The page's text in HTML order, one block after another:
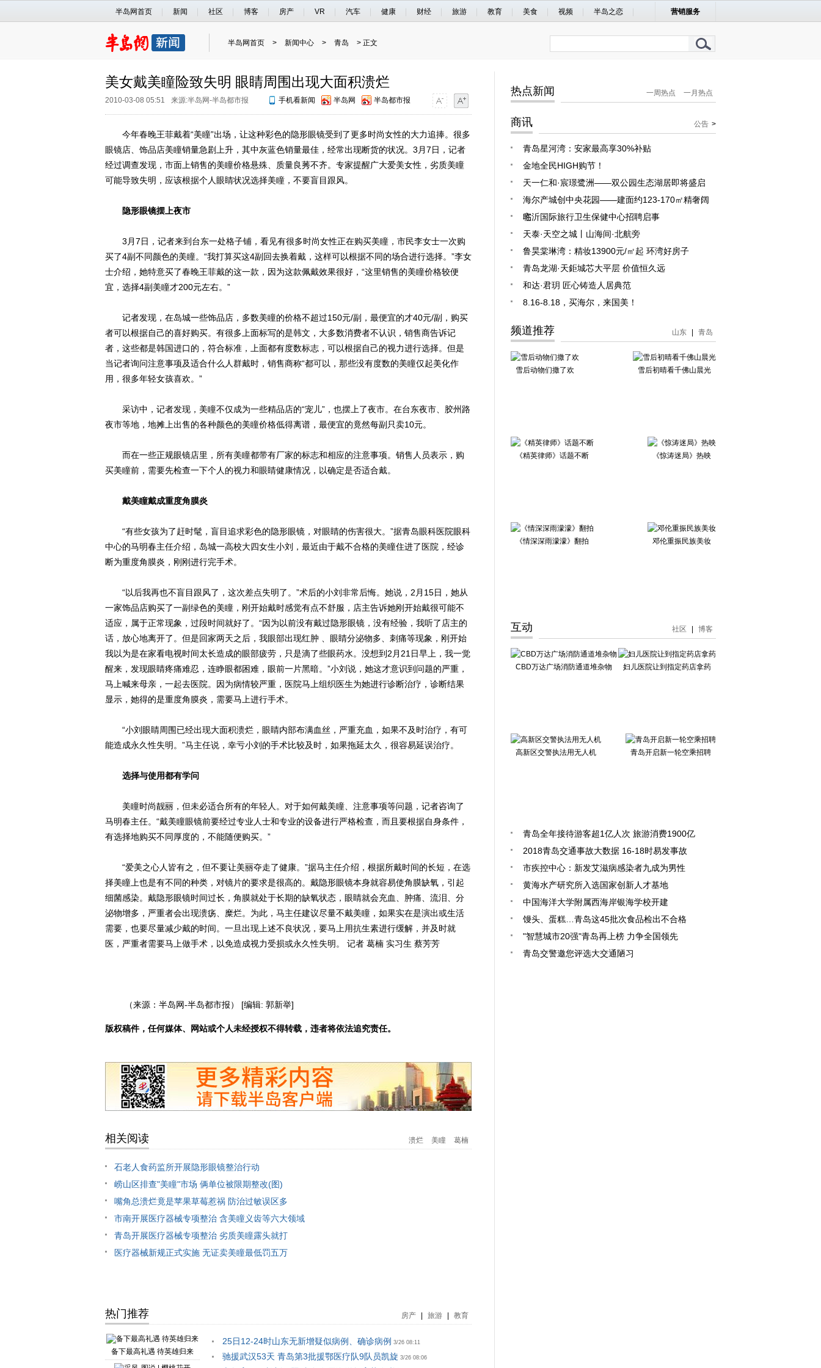
半岛网首页 新闻 社区 博客 房产 VR 汽车 健康 财经 旅游 教育 美食 视频 半岛之恋 营销服务
半岛网首页 > 新闻中心 > 青岛 > 正文
美女戴美瞳险致失明 眼睛周围出现大面积溃烂
2010-03-08 05:51 来源:半岛网-半岛都市报 手机看新闻 半岛网 半岛都市报
今年春晚王菲戴着“美瞳”出场，让这种彩色的隐形眼镜受到了更多时尚女性的大力追捧。很多
眼镜店、饰品店美瞳销量急剧上升，其中灰蓝色销量最佳，经常出现断货的状况。3月7日，记者
经过调查发现，市面上销售的美瞳价格悬殊、质量良莠不齐。专家提醒广大爱美女性，劣质美瞳
可能导致失明，应该根据个人眼睛状况选择美瞳，不要盲目跟风。
隐形眼镜摆上夜市
3月7日，记者来到台东一处格子铺，看见有很多时尚女性正在购买美瞳，市民李女士一次购
买了4副不同颜色的美瞳。“我打算买这4副回去换着戴，这样可以根据不同的场合进行选择。”李女
士介绍，她特意买了春晚王菲戴的这一款，因为这款佩戴效果很好，“这里销售的美瞳价格较便
宜，选择4副美瞳才200元左右。”
记者发现，在岛城一些饰品店，多数美瞳的价格不超过150元/副，最便宜的才40元/副，购买
者可以根据自己的喜好购买。有很多上面标写的是韩文，大多数消费者不认识，销售商告诉记
者，这些都是韩国进口的，符合标准，上面都有度数标志，可以根据自己的视力进行选择。但是
当记者询问注意事项及适合什么人群戴时，销售商称“都可以，那些没有度数的美瞳仅起美化作
用，很多年轻女孩喜欢。”
采访中，记者发现，美瞳不仅成为一些精品店的“宠儿”，也摆上了夜市。在台东夜市、胶州路
夜市等地，地摊上出售的各种颜色的美瞳价格低得离谱，最便宜的竟然每副只卖10元。
而在一些正规眼镜店里，所有美瞳都带有厂家的标志和相应的注意事项。销售人员表示，购
买美瞳前，需要先检查一下个人的视力和眼睛健康情况，以确定是否适合戴。
戴美瞳戴成重度角膜炎
“有些女孩为了赶时髦，盲目追求彩色的隐形眼镜，对眼睛的伤害很大。”据青岛眼科医院眼科
中心的马明春主任介绍，岛城一高校大四女生小刘，最近由于戴不合格的美瞳住进了医院，经诊
断为重度角膜炎，刚刚进行完手术。
“以后我再也不盲目跟风了，这次差点失明了。”术后的小刘非常后悔。她说，2月15日，她从
一家饰品店购买了一副绿色的美瞳，刚开始戴时感觉有点不舒服，店主告诉她刚开始戴很可能不
适应，属于正常现象，过段时间就好了。“因为以前没有戴过隐形眼镜，没有经验，我听了店主的
话，放心地离开了。但是回家两天之后，我眼部出现红肿 、眼睛分泌物多、刺痛等现象，刚开始
我以为是在家看电视时间太长造成的眼部疲劳，只是滴了些眼药水。没想到2月21日早上，我一觉
醒来，发现眼睛疼痛难忍，连睁眼都困难，眼前一片黑暗。”小刘说，她这才意识到问题的严重，
马上喊来母亲，一起去医院。因为病情较严重，医院马上组织医生为她进行诊断治疗，诊断结果
显示，她得的是重度角膜炎，需要马上进行手术。
“小刘眼睛周围已经出现大面积溃烂，眼睛内部布满血丝，严重充血，如果不及时治疗，有可
能造成永久性失明。”马主任说，幸亏小刘的手术比较及时，如果拖延太久，很容易延误治疗。
选择与使用都有学问
美瞳时尚靓丽，但未必适合所有的年轻人。对于如何戴美瞳、注意事项等问题，记者咨询了
马明春主任。“戴美瞳眼镜前要经过专业人士和专业的设备进行严格检查，而且要根据自身条件，
有选择地购买不同厚度的，不能随便购买。”
“爱美之心人皆有之，但不要让美丽夺走了健康。”据马主任介绍，根据所戴时间的长短，在选
择美瞳上也是有不同的种类，对镜片的要求是很高的。戴隐形眼镜本身就容易使角膜缺氧，引起
细菌感染。戴隐形眼镜时间过长，角膜就处于长期的缺氧状态，眼睛就会充血、肿痛、流泪、分
泌物增多，严重者会出现溃疡、糜烂。为此，马主任建议尽量不戴美瞳，如果实在是演出或生活
需要，也要尽量减少戴的时间。一旦出现上述不良状况，要马上用抗生素进行缓解，并及时就
医，严重者需要马上做手术，以免造成视力受损或永久性失明。 记者 葛楠 实习生 蔡芳芳
（来源：半岛网-半岛都市报） [编辑: 郭新举]
版权稿件，任何媒体、网站或个人未经授权不得转载，违者将依法追究责任。
相关阅读 溃烂 美瞳 葛楠
石老人食药监所开展隐形眼镜整治行动
崂山区排查"美瞳"市场 俩单位被限期整改(图)
嘴角总溃烂竟是苹果草莓惹祸 防治过敏误区多
市南开展医疗器械专项整治 含美瞳义齿等六大领域
青岛开展医疗器械专项整治 劣质美瞳露头就打
医疗器械新规正式实施 无证卖美瞳最低罚五万
热门推荐 房产 旅游 教育
备下最高礼遇 待英雄归来
25日12-24时山东无新增疑似病例、确诊病例 3/26 08:11
驰援武汉53天 青岛第3批援鄂医疗队9队员凯旋 3/26 08:06
热点新闻 一周热点 一月热点
商讯 公告 >
青岛星河湾：安家最高享30%补贴
金地全民HIGH购节！
天一仁和·宸璟鹭洲——双公园生态湖居即将盛启
海尔产城创中央花园——建面约123-170㎡精奢阔
宅
临沂国际旅行卫生保健中心招聘启事
天泰·天空之城丨山海间·北航旁
鲁昊棠琳湾：精妆13900元/㎡起 环湾好房子
青岛龙湖·天鉅城芯大平层 价值恒久远
和达·君玥 匠心铸造人居典范
8.16-8.18，买海尔，来国美！
频道推荐 山东 青岛
雪后动物们撒了欢 雪后初晴看千佛山晨光
《精英律师》话题不断 《惊涛迷局》热映
《情深深雨濛濛》翻拍 邓伦重振民族美妆
互动 社区 博客
CBD万达广场消防通道堆杂物 妇儿医院让到指定药店拿药
高新区交警执法用无人机 青岛开启新一轮空乘招聘
青岛全年接待游客超1亿人次 旅游消费1900亿
2018青岛交通事故大数据 16-18时易发事故
市疾控中心：新发艾滋病感染者九成为男性
黄海水产研究所入选国家创新人才基地
中国海洋大学附属西海岸银海学校开建
馒头、蛋糕…青岛这45批次食品检出不合格
"智慧城市20强"青岛再上榜 力争全国领先
青岛交警邀您评选大交通陋习